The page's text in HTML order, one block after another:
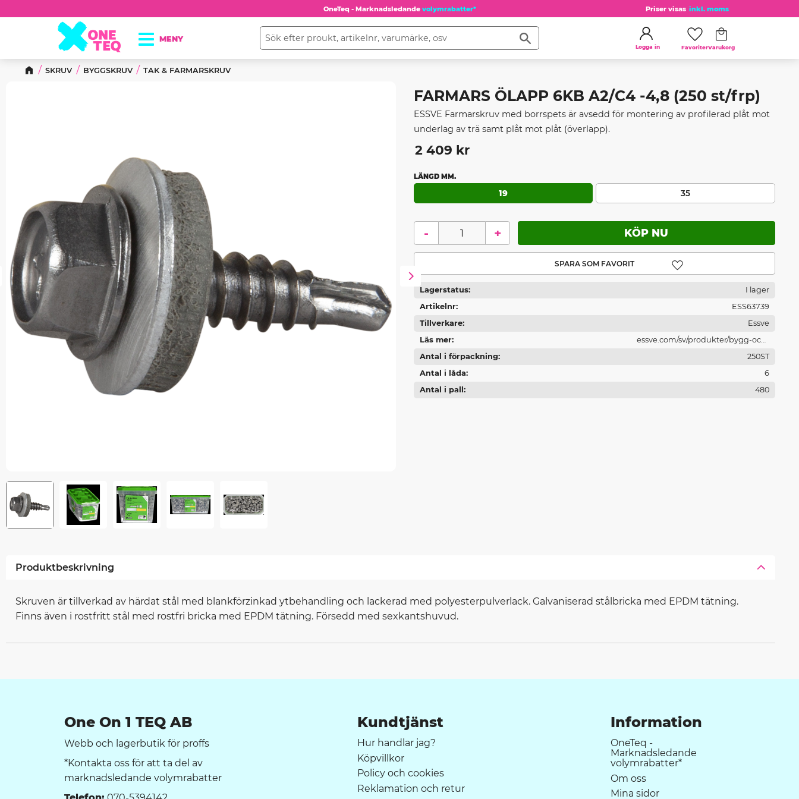
Priser visas inkl. moms
OneTeq - Marknadsledande volymrabatter*
Logga in
Favoriter
Kundvagn
SKRUV BYGGSKRUV TAK & FARMARSKRUV
FARMARS ÖLAPP 6KB A2/C4 -4,8 (250 st/frp)
ESSVE Farmarskruv med borrspets är avsedd för montering av profilerad plåt mot
underlag av trä samt plåt mot plåt (överlapp).
2 409 kr
LÄNGD MM.
19 35
+
-
Lägg till i favoriter
Lagerstatus
I lager
Artikelnr
ESS63739
Tillverkare
Essve
Läs mer
essve.com/sv/produkter/bygg-och-
traskruv/farmarskruv/farmarskruv-med-
borrspets/marutex-farmarskruv-rostfritt-stal
Antal i förpackning
250ST
Antal i låda
6
Antal i pall
480
Produktbeskrivning
Skruven är tillverkad av härdat stål med blankförzinkad ytbehandling och lackerad med polyesterpulverlack. Galvaniserad stålbricka med EPDM tätning.
Finns även i rostfritt stål med rostfri bricka med EPDM tätning. Försedd med sexkantshuvud.
One On 1 TEQ AB
Webb och lagerbutik för proffs
*Kontakta oss för att ta del av
marknadsledande volymrabatter
Kundtjänst
Hur handlar jag?
Köpvillkor
Policy och cookies
Reklamation och retur
Information
OneTeq -
Marknadsledande
volymrabatter*
Om oss
Mina sidor